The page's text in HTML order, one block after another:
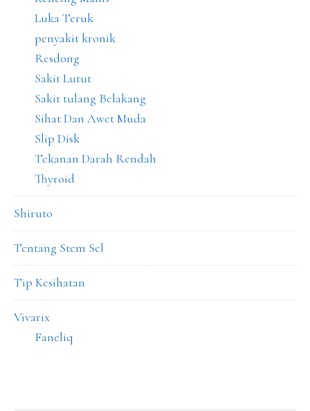
Luka Teruk
penyakit kronik
Resdong
Sakit Lutut
Sakit tulang Belakang
Sihat Dan Awet Muda
Slip Disk
Tekanan Darah Rendah
Thyroid
Shiruto
Tentang Stem Sel
Tip Kesihatan
Vivarix
Faneliq